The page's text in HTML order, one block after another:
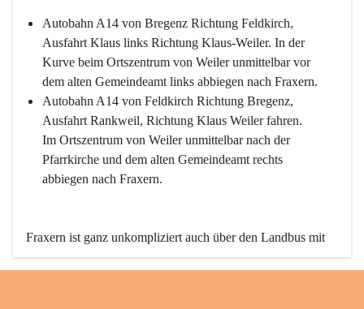
Autobahn A14 von Bregenz Richtung Feldkirch,
Ausfahrt Klaus links Richtung Klaus-Weiler. In der
Kurve beim Ortszentrum von Weiler unmittelbar vor
dem alten Gemeindeamt links abbiegen nach Fraxern.
Autobahn A14 von Feldkirch Richtung Bregenz,
Ausfahrt Rankweil, Richtung Klaus Weiler fahren.
Im Ortszentrum von Weiler unmittelbar nach der
Pfarrkirche und dem alten Gemeindeamt rechts
abbiegen nach Fraxern.
Fraxern ist ganz unkompliziert auch über den Landbus mit
den öffentlichen Verkehrsmitteln zu erreichen. Die Linie